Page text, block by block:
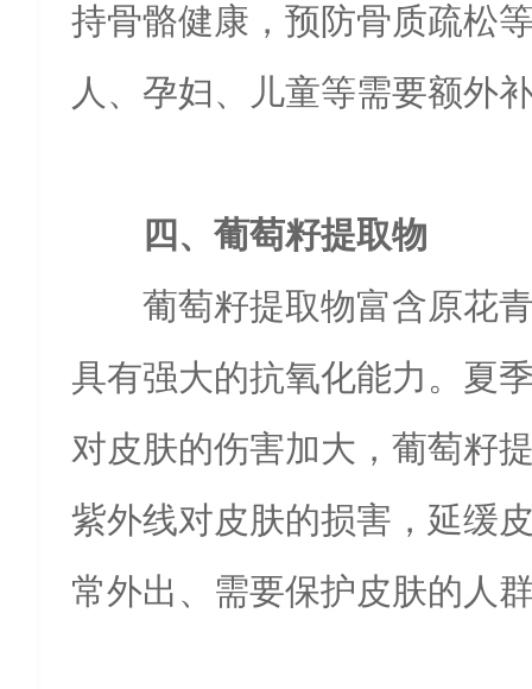
持骨骼健康，预防骨质疏松
人、孕妇、儿童等需要额外
四、葡萄籽提取物
葡萄籽提取物富含原花
具有强大的抗氧化能力。夏
对皮肤的伤害加大，葡萄籽
紫外线对皮肤的损害，延缓
常外出、需要保护皮肤的人